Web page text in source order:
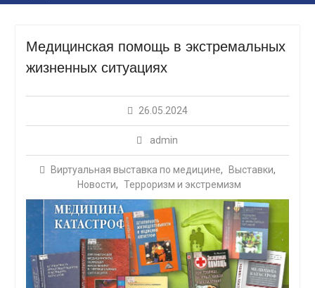
Медицинская помощь в экстремальных
жизненных ситуациях
26.05.2024
admin
Виртуальная выставка по медицине, Выставки,
Новости, Терроризм и экстремизм